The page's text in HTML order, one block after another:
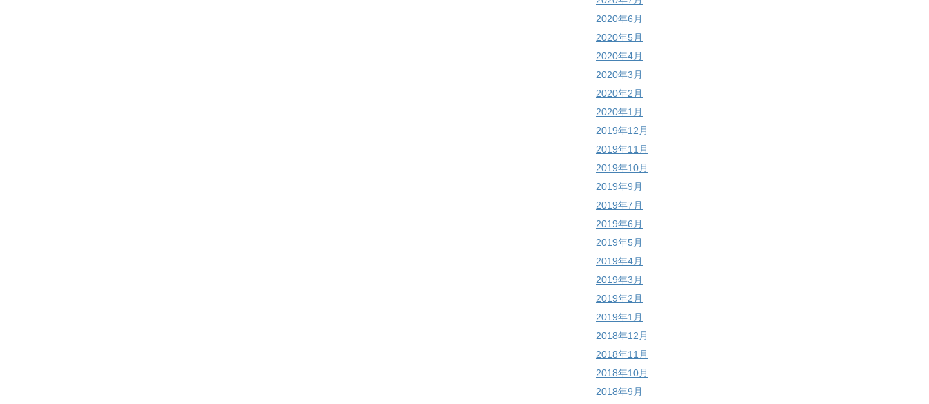
2020年6月
2020年5月
2020年4月
2020年3月
2020年2月
2020年1月
2019年12月
2019年11月
2019年10月
2019年9月
2019年7月
2019年6月
2019年5月
2019年4月
2019年3月
2019年2月
2019年1月
2018年12月
2018年11月
2018年10月
2018年9月